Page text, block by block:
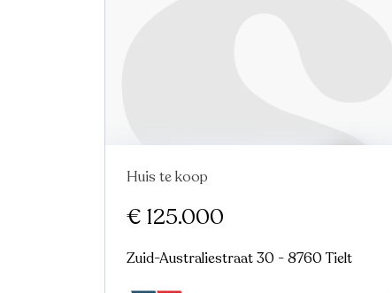
Nieuw
Huis te koop
€ 125.000
Zuid-Australiestraat 30 - 8760 Tielt